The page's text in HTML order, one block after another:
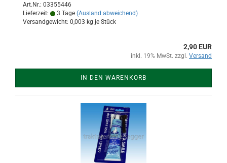
Art.Nr.: 03355446
Lieferzeit:
3 Tage (Ausland abweichend)
Versandgewicht: 0,003 kg je Stück
2,90 EUR
inkl. 19% MwSt. zzgl. Versand
IN DEN WARENKORB